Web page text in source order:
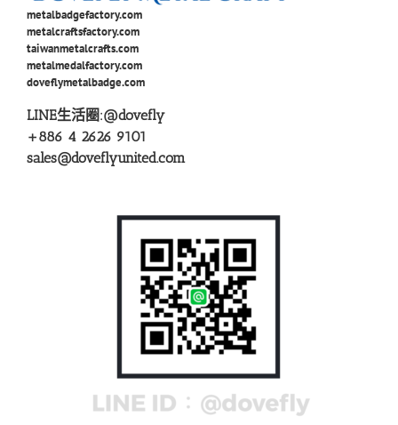
metalbadgefactory.com
metalcraftsfactory.com
taiwanmetalcrafts.com
metalmedalfactory.com
doveflymetalbadge.com
LINE生活圈:@dovefly
+886 4 2626 9101
sales@doveflyunited.com